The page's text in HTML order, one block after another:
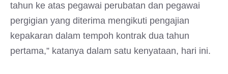
tahun ke atas pegawai perubatan dan pegawai
pergigian yang diterima mengikuti pengajian
kepakaran dalam tempoh kontrak dua tahun
pertama,” katanya dalam satu kenyataan, hari ini.